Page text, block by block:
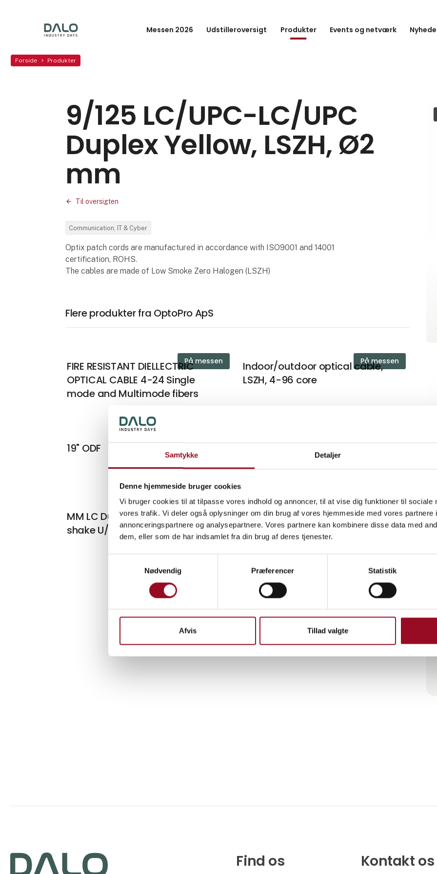
Samtykke Detaljer
Denne hjemmeside bruger cookies
Vi bruger cookies til at tilpasse vores indhold og annoncer, til at vise dig funktioner til sociale
vores trafik. Vi deler også oplysninger om din brug af vores hjemmeside med vores partnere
annonceringspartnere og analysepartnere. Vores partnere kan kombinere disse data med
dem, eller som de har indsamlet fra din brug af deres tjenester.
Nødvendig
Præferencer Statistik
Afvis Tillad valgte
Messen 2026 Udstilleroversigt Produkter Events og netværk
Forside Produkter
9/125 LC/UPC-LC/UPC
Duplex Yellow, LSZH, Ø2
mm
Til oversigten
Communication, IT & Cyber
Optix patch cords are manufactured in accordance with ISO9001 and 14001
certification, ROHS.
The cables are made of Low Smoke Zero Halogen (LSZH)
Flere produkter fra OptoPro ApS
På messen
FIRE RESISTANT DIELLECTRIC
OPTICAL CABLE 4-24 Single
mode and Multimode fibers
På messen
Indoor/outdoor optical cable,
LSZH, 4-96 core
På messen
19" ODF På messen
Duplex, Aqua, LSZH, Ø3 mm
På messen
MM LC Duplex adapter Anti-
shake U/flange OM3
På messen
SM LC/UPC Duplex adapter
Anti-shake U/flange SC/FIT
Find os Kontakt os